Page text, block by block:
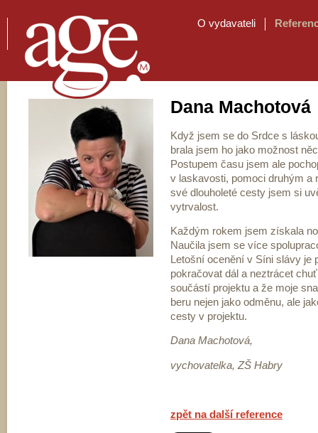
O vydavateli
Dana Machotová
Když jsem se do Srdce s
brala jsem ho jako možnost
Postupem času jsem ale
v laskavosti, pomoci druhým a
své dlouholeté cesty jsem si
vytrvalost.
Každým rokem jsem získala
Naučila jsem se více
Letošní ocenění v Síni slávy je
pokračovat dál a neztrácet
součástí projektu a že moje
beru nejen jako odměnu, ale
cesty v projektu.
Dana Machotová,
vychovatelka, ZŠ Habry
zpět na další reference